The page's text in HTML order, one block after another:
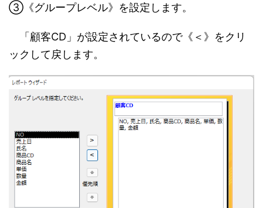
③《グループレベル》を設定します。
「顧客CD」が設定されているので《＜》をクリ
ックして戻します。